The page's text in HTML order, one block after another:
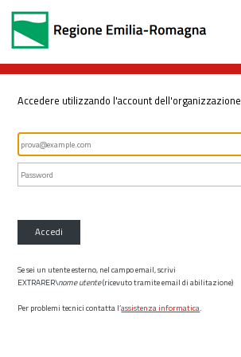
Accedere utilizzando l'account dell'organizzazione
Accedi
Se sei un utente esterno, nel campo email, scrivi
EXTRARER\nome utente(ricevuto tramite email di abilitazione)
Per problemi tecnici contatta l’assistenza informatica.